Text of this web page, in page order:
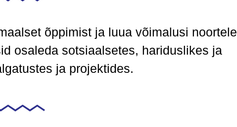
õppimist ja luua võimalusi noortele
osaleda sotsiaalsetes, hariduslikes ja
ja projektides.